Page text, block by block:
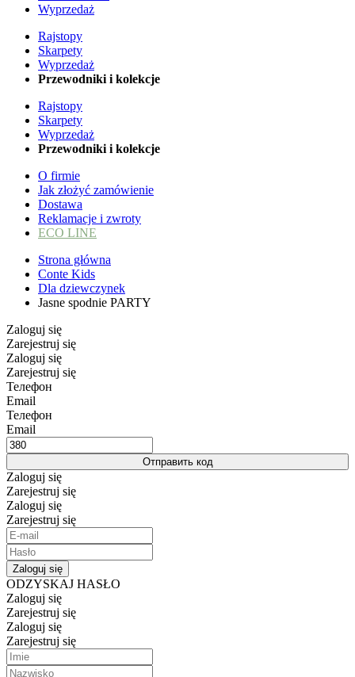
Wyprzedaż
Rajstopy
Skarpety
Wyprzedaż
Przewodniki i kolekcje
Rajstopy
Skarpety
Wyprzedaż
Przewodniki i kolekcje
O firmie
Jak złożyć zamówienie
Dostawa
Reklamacje i zwroty
ECO LINE
Strona główna
Conte Kids
Dla dziewczynek
Jasne spodnie PARTY
Zaloguj się
Zarejestruj się
Zaloguj się
Zarejestruj się
Телефон
Email
Телефон
Email
Отправить код
Zaloguj się
Zarejestruj się
Zaloguj się
Zarejestruj się
Zaloguj się
ODZYSKAJ HASŁO
Zaloguj się
Zarejestruj się
Zaloguj się
Zarejestruj się